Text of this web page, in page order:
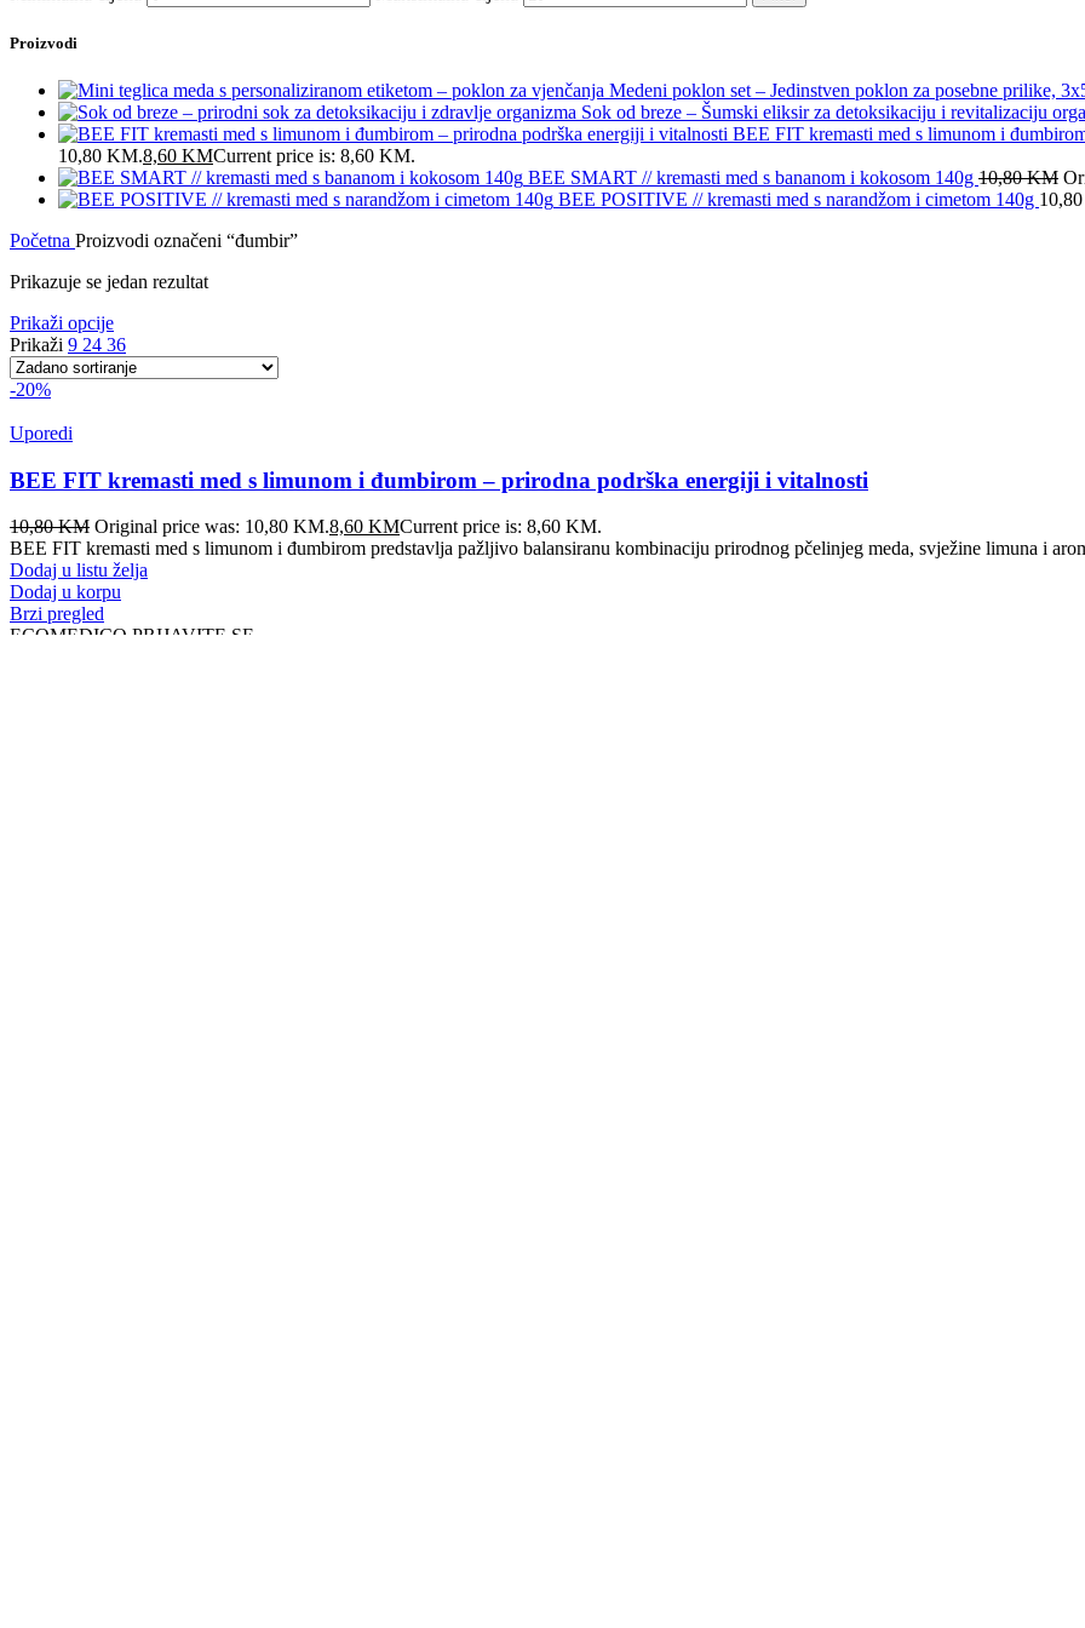
Proizvodi
Medeni poklon set – Jedinstven poklon za posebne prilike,
Sok od breze – Šumski eliksir za detoksikaciju i revitalizaciju
BEE FIT kremasti med s limunom i
10,80 KM.8,60 KMCurrent price is: 8,60 KM.
BEE SMART // kremasti med s bananom i kokosom 140g 10,80KM
BEE POSITIVE // kremasti med s narandžom i cimetom 140g 10,80
Početna Proizvodi označeni “đumbir”
Prikazuje se jedan rezultat
Prikaži opcije
Prikaži 9 24 36
-20%
Uporedi
BEE FIT kremasti med s limunom i đumbirom – prirodna podrška energiji i vitalnosti
10,80KM Original price was: 10,80 KM.8,60 KMCurrent price is: 8,60 KM.
BEE FIT kremasti med s limunom i đumbirom predstavlja pažljivo balansiranu kombinaciju prirodnog pčelinjeg meda, svježine limuna i
Dodaj u listu želja
Dodaj u korpu
Brzi pregled
ECOMEDICO PRIJAVITE SE